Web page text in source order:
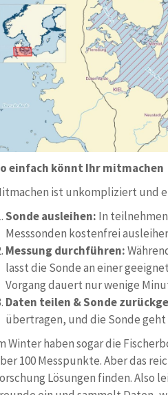
einfach könnt Ihr mitmachen
ist unkompliziert und
Sonde ausleihen: In
Messsonden kostenfrei
Messung durchführen:
lasst die Sonde an einer
Vorgang dauert nur wenige
Daten teilen & Sonde
übertragen, und die Sonde
Winter haben sogar die
100 Messpunkte. Aber das
Lösungen finden. Also